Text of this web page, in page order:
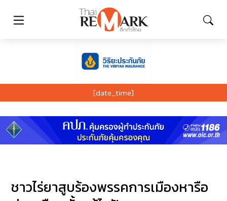
[date_time]
ชาวไร่ยาสูบร้องพรรคการเมืองหารือ